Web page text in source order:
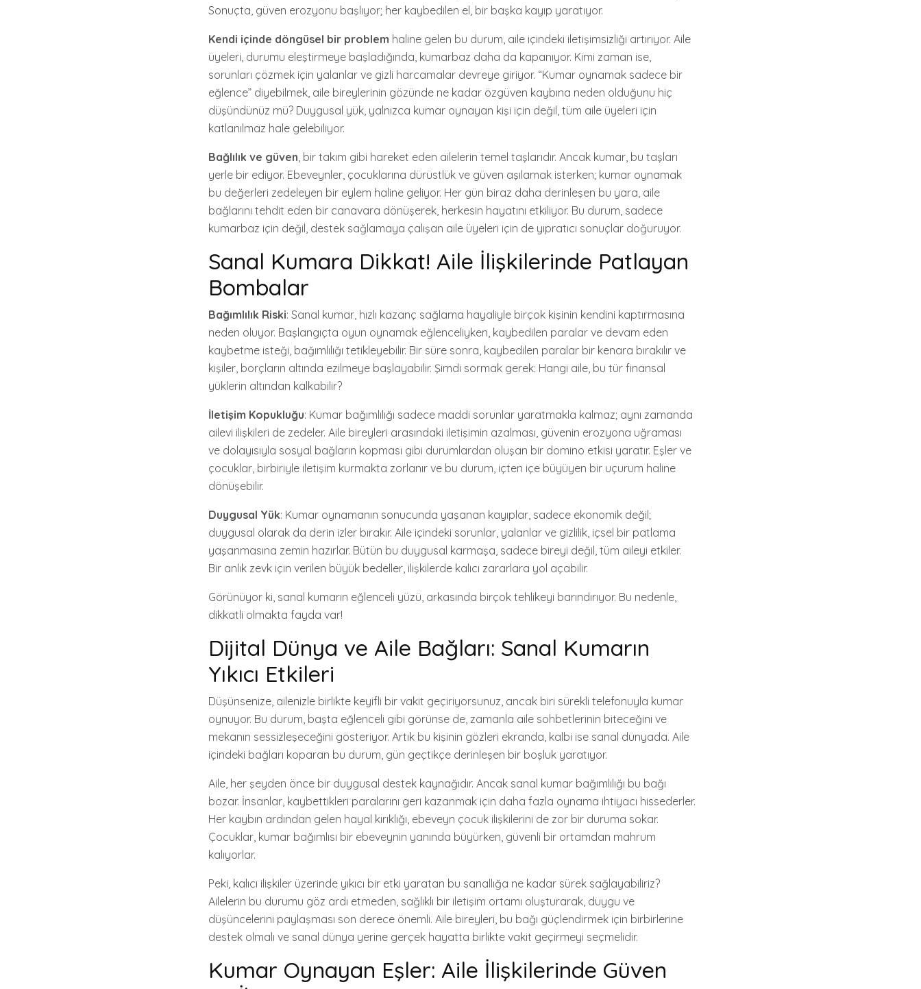
Sonuçta, güven erozyonu başlıyor; her kaybedilen el, bir başka kayıp yaratıyor.
Kendi içinde döngüsel bir problem haline gelen bu durum, aile içindeki iletişimsizliği artırıyor. Aile
üyeleri, durumu eleştirmeye başladığında, kumarbaz daha da kapanıyor. Kimi zaman ise,
sorunları çözmek için yalanlar ve gizli harcamalar devreye giriyor. “Kumar oynamak sadece bir
eğlence” diyebilmek, aile bireylerinin gözünde ne kadar özgüven kaybına neden olduğunu hiç
düşündünüz mü? Duygusal yük, yalnızca kumar oynayan kişi için değil, tüm aile üyeleri için
katlanılmaz hale gelebiliyor.
Bağlılık ve güven, bir takım gibi hareket eden ailelerin temel taşlarıdır. Ancak kumar, bu taşları
yerle bir ediyor. Ebeveynler, çocuklarına dürüstlük ve güven aşılamak isterken; kumar oynamak
bu değerleri zedeleyen bir eylem haline geliyor. Her gün biraz daha derinleşen bu yara, aile
bağlarını tehdit eden bir canavara dönüşerek, herkesin hayatını etkiliyor. Bu durum, sadece
kumarbaz için değil, destek sağlamaya çalışan aile üyeleri için de yıpratıcı sonuçlar doğuruyor.
Sanal Kumara Dikkat! Aile İlişkilerinde Patlayan
Bombalar
Bağımlılık Riski: Sanal kumar, hızlı kazanç sağlama hayaliyle birçok kişinin kendini kaptırmasına
neden oluyor. Başlangıçta oyun oynamak eğlenceliyken, kaybedilen paralar ve devam eden
kaybetme isteği, bağımlılığı tetikleyebilir. Bir süre sonra, kaybedilen paralar bir kenara bırakılır ve
kişiler, borçların altında ezilmeye başlayabilir. Şimdi sormak gerek: Hangi aile, bu tür finansal
yüklerin altından kalkabilir?
İletişim Kopukluğu: Kumar bağımlılığı sadece maddi sorunlar yaratmakla kalmaz; aynı zamanda
ailevi ilişkileri de zedeler. Aile bireyleri arasındaki iletişimin azalması, güvenin erozyona uğraması
ve dolayısıyla sosyal bağların kopması gibi durumlardan oluşan bir domino etkisi yaratır. Eşler ve
çocuklar, birbiriyle iletişim kurmakta zorlanır ve bu durum, içten içe büyüyen bir uçurum haline
dönüşebilir.
Duygusal Yük: Kumar oynamanın sonucunda yaşanan kayıplar, sadece ekonomik değil;
duygusal olarak da derin izler bırakır. Aile içindeki sorunlar, yalanlar ve gizlilik, içsel bir patlama
yaşanmasına zemin hazırlar. Bütün bu duygusal karmaşa, sadece bireyi değil, tüm aileyi etkiler.
Bir anlık zevk için verilen büyük bedeller, ilişkilerde kalıcı zararlara yol açabilir.
Görünüyor ki, sanal kumarın eğlenceli yüzü, arkasında birçok tehlikeyi barındırıyor. Bu nedenle,
dikkatli olmakta fayda var!
Dijital Dünya ve Aile Bağları: Sanal Kumarın
Yıkıcı Etkileri
Düşünsenize, ailenizle birlikte keyifli bir vakit geçiriyorsunuz, ancak biri sürekli telefonuyla kumar
oynuyor. Bu durum, başta eğlenceli gibi görünse de, zamanla aile sohbetlerinin biteceğini ve
mekanın sessizleşeceğini gösteriyor. Artık bu kişinin gözleri ekranda, kalbi ise sanal dünyada. Aile
içindeki bağları koparan bu durum, gün geçtikçe derinleşen bir boşluk yaratıyor.
Aile, her şeyden önce bir duygusal destek kaynağıdır. Ancak sanal kumar bağımlılığı bu bağı
bozar. İnsanlar, kaybettikleri paralarını geri kazanmak için daha fazla oynama ihtiyacı hissederler.
Her kaybın ardından gelen hayal kırıklığı, ebeveyn çocuk ilişkilerini de zor bir duruma sokar.
Çocuklar, kumar bağımlısı bir ebeveynin yanında büyürken, güvenli bir ortamdan mahrum
kalıyorlar.
Peki, kalıcı ilişkiler üzerinde yıkıcı bir etki yaratan bu sanallığa ne kadar sürek sağlayabiliriz?
Ailelerin bu durumu göz ardı etmeden, sağlıklı bir iletişim ortamı oluşturarak, duygu ve
düşüncelerini paylaşması son derece önemli. Aile bireyleri, bu bağı güçlendirmek için birbirlerine
destek olmalı ve sanal dünya yerine gerçek hayatta birlikte vakit geçirmeyi seçmelidir.
Kumar Oynayan Eşler: Aile İlişkilerinde Güven